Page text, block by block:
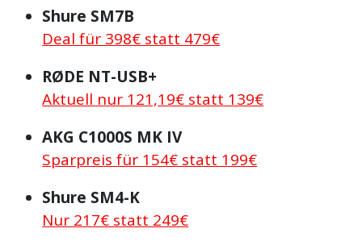
Shure SM7B
Deal für 398€ statt 479€
RØDE NT-USB+
Aktuell nur 121,19€ statt 139€
AKG C1000S MK IV
Sparpreis für 154€ statt 199€
Shure SM4-K
Nur 217€ statt 249€